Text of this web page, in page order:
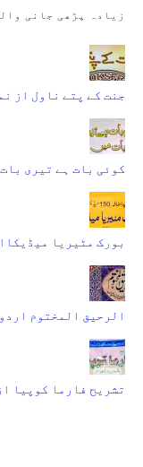
زیادہ پڑھی جانی
جنت کے پتے ناول از
کوئی بات ہے تیری
بورک مٹیریا
الرحیق المختوم
تشریح فارما کوپیا